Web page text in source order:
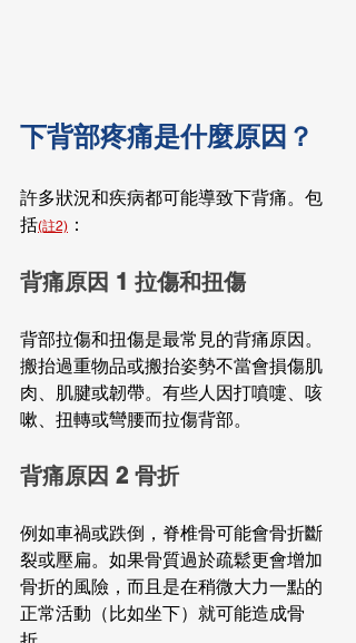
下背部疼痛是什麼原因？
許多狀況和疾病都可能導致下背痛。包
括(註2) ：
背痛原因 1 拉傷和扭傷
背部拉傷和扭傷是最常見的背痛原因。
搬抬過重物品或搬抬姿勢不當會損傷肌
肉、肌腱或韌帶。有些人因打噴嚏、咳
嗽、扭轉或彎腰而拉傷背部。
背痛原因 2 骨折
例如車禍或跌倒，脊椎骨可能會骨折斷
裂或壓扁。如果骨質過於疏鬆更會增加
骨折的風險，而且是在稍微大力一點的
正常活動（比如坐下）就可能造成骨